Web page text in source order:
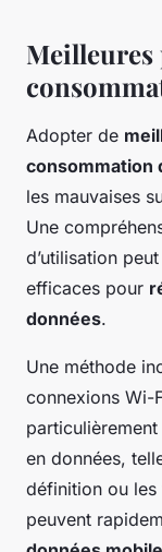
Meilleures
Adopter de
consommation
les mauvaises
Une
d’utilisation
efficaces pour
données.
Une méthode
connexions Wi-
en données,
définition ou les
peuvent